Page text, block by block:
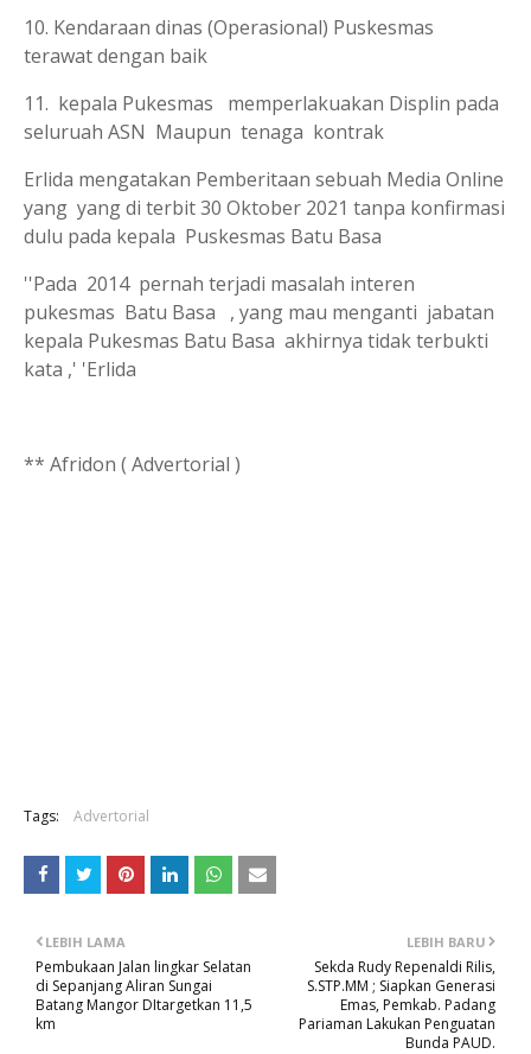
10. Kendaraan dinas (Operasional) Puskesmas
terawat dengan baik
11. kepala Pukesmas memperlakuakan Displin pada
seluruah ASN Maupun tenaga kontrak
Erlida mengatakan Pemberitaan sebuah Media Online
yang yang di terbit 30 Oktober 2021 tanpa konfirmasi
dulu pada kepala Puskesmas Batu Basa
''Pada 2014 pernah terjadi masalah interen
pukesmas Batu Basa , yang mau menganti jabatan
kepala Pukesmas Batu Basa akhirnya tidak terbukti
kata ,' 'Erlida
** Afridon ( Advertorial )
Tags: Advertorial
LEBIH BARU
Sekda Rudy Repenaldi Rilis,
S.STP.MM ; Siapkan Generasi
Emas, Pemkab. Padang
Pariaman Lakukan Penguatan
Bunda PAUD.
LEBIH LAMA
Pembukaan Jalan lingkar Selatan
di Sepanjang Aliran Sungai
Batang Mangor DItargetkan 11,5
km